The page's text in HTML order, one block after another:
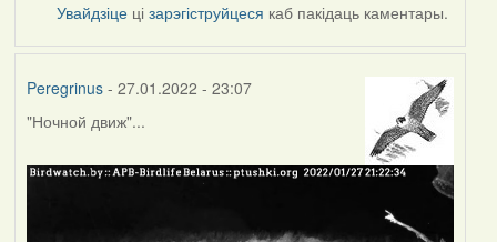
Увайдзіце цізарэгіструйцеся каб пакідаць каментары.
Peregrinus- 27.01.2022 - 23:07
"Ночной движ"...